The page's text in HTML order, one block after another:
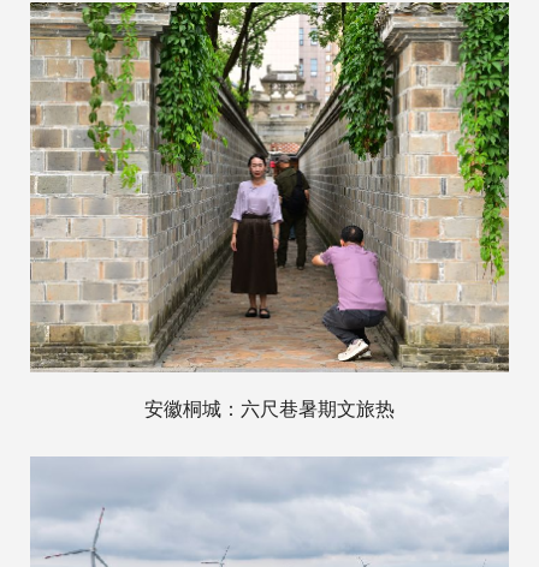
安徽桐城：六尺巷暑期文旅热